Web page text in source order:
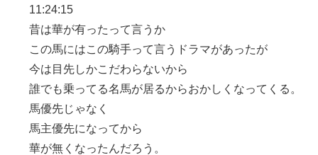
11:24:15
昔は華が有ったって言うか
この馬にはこの騎手って言うドラマがあったが
今は目先しかこだわらないから
誰でも乗ってる名馬が居るからおかしくなってくる。
馬優先じゃなく
馬主優先になってから
華が無くなったんだろう。